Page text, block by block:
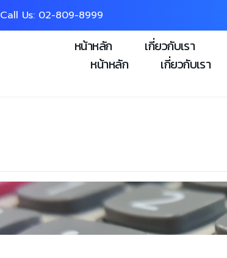
Call Us: 02-809-8999
หน้าหลัก เกี่ยวกับเรา
หน้าหลัก
เกี่ยวกับเรา